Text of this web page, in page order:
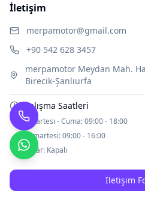
İletişim
merpamotor@gmail.com
+90 542 628 3457
merpamotor Meydan Mah.
Birecik-Şanlıurfa
Çalışma Saatleri
Pazartesi - Cuma:09:00 - 18:00
Cumartesi:09:00 - 16:00
Pazar: Kapalı
İletişim